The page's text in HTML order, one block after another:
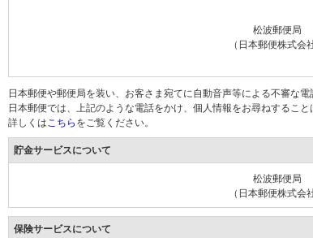
松波郵便局
（日本郵便株式会
日本郵便や郵便局を装い、お客さま宛てに自動音声等による不審な電
日本郵便では、上記のような電話をかけ、個人情報をお尋ねすること
詳しくは こちらをご覧ください。
貯金サービスについて
松波郵便局
（日本郵便株式会
保険サービスについて